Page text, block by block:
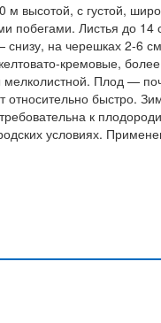
м высотой, с густой,
Листья до 14
снизу, на черешках 2-6
кремовые,
мелколистной. Плод —
относительно быстро.
к
условиях.